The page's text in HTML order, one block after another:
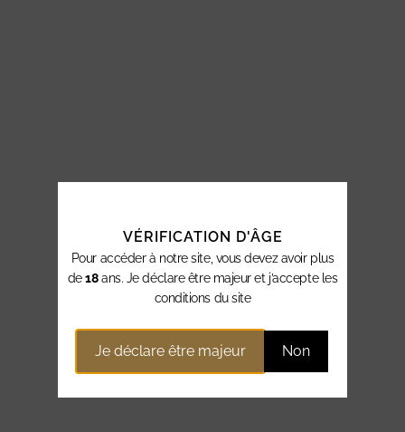
VÉRIFICATION D'ÂGE
Pour accéder à notre site, vous devez avoir plus
de18ans. Je déclare être majeur et j’accepte les
conditions du site
Je déclare être majeur Non